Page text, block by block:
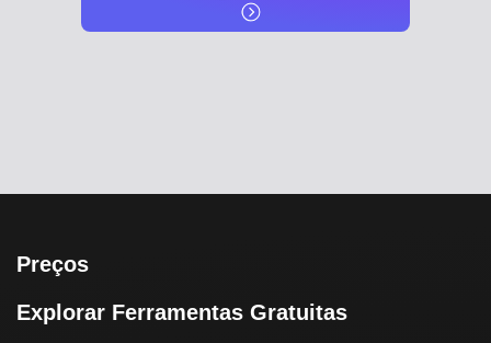
Preços
Explorar Ferramentas Gratuitas